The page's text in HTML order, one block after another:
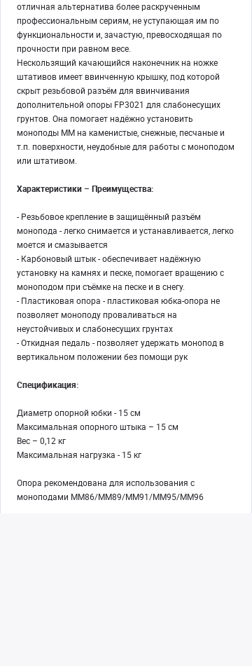
отличная альтернатива более раскрученным
профессиональным сериям, не уступающая им по
функциональности и, зачастую, превосходящая по
прочности при равном весе.
Нескользящий качающийся наконечник на ножке
штативов имеет ввинченную крышку, под которой
скрыт резьбовой разъём для ввинчивания
дополнительной опоры FP3021 для слабонесущих
грунтов. Она помогает надёжно установить
моноподы ММ на каменистые, снежные, песчаные и
т.п. поверхности, неудобные для работы с моноподом
или штативом.
Характеристики – Преимущества:
- Резьбовое крепление в защищённый разъём
монопода - легко снимается и устанавливается, легко
моется и смазывается
- Карбоновый штык - обеспечивает надёжную
установку на камнях и песке, помогает вращению с
моноподом при съёмке на песке и в снегу.
- Пластиковая опора - пластиковая юбка-опора не
позволяет моноподу проваливаться на
неустойчивых и слабонесущих грунтах
- Откидная педаль - позволяет удержать монопод в
вертикальном положении без помощи рук
Спецификация:
Диаметр опорной юбки - 15 см
Максимальная опорного штыка – 15 см
Вес – 0,12 кг
Максимальная нагрузка - 15 кг
Опора рекомендована для использования с
моноподами MM86/MM89/MM91/MM95/MM96